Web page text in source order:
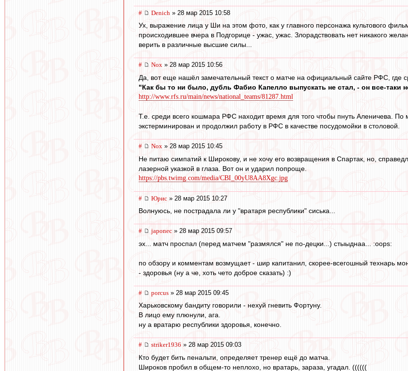
# Denich » 28 мар 2015 10:58
Ух, выражение лица у Ши на этом фото, как у главного персонажа культового
происходившее вчера в Подгорице - ужас, ужас. Злорадствовать нет никакого
верить в различные высшие силы...
# Nox » 28 мар 2015 10:56
Да, вот еще нашёл замечательный текст о матче на официальный сайте РФС, где
"Как бы то ни было, дубль Фабио Капелло выпускать не стал, - он все-таки
http://www.rfs.ru/main/news/national_teams/81287.html
Т.е. среди всего кошмара РФС находит время для того чтобы пнуть Аленичева.
экстерминирован и продолжил работу в РФС в качестве посудомойки в столовой.
# Nox » 28 мар 2015 10:45
Не питаю симпатий к Широкову, и не хочу его возвращения в Спартак, но,
лазерной указкой в глаза. Вот он и ударил попроще.
https://pbs.twimg.com/media/CBI_00yU8AA8Xgc.jpg
# Юрис » 28 мар 2015 10:27
Волнуюсь, не пострадала ли у "вратаря республики" сиська...
# japonec » 28 мар 2015 09:57
эх... матч проспал (перед матчем "размялся" не по-децки...) стыыднаа... :oops:
по обзору и комментам возмущает - шир капитанил, скорее-всегошный технарь
- здоровья (ну а че, хоть чето доброе сказать) :)
# porcus » 28 мар 2015 09:45
Харьковскому бандиту говорили - нехуй гневить Фортуну.
В лицо ему плюнули, ага.
ну а вратарю республики здоровья, конечно.
# striker1936 » 28 мар 2015 09:03
Кто будет бить пенальти, определяет тренер ещё до матча.
Широков пробил в общем-то неплохо, но вратарь, зараза, угадал. ((((((